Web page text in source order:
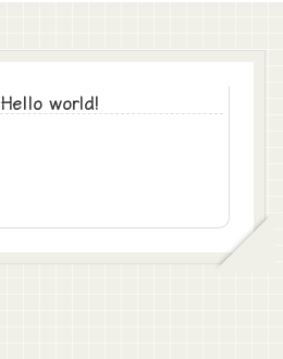
Hello world!